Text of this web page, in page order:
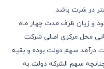
و زیان ظرف مدت چهار ماه
محل مرکزی اصلی شرکت
متعلقه ١٠% به نسبت درآمد سهم دولت بوده و بقیه
بود و چنانچه سهم الشرکه دولت به